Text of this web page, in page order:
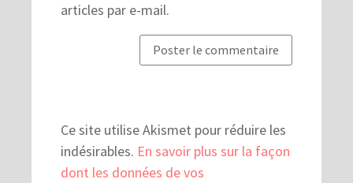
articles par e-mail.
Ce site utilise Akismet pour réduire les
indésirables. En savoir plus sur la façon
dont les données de vos